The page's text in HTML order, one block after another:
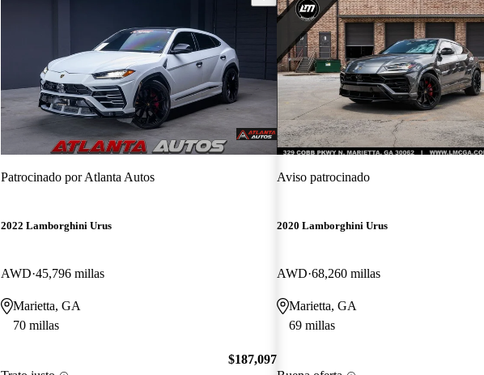
Patrocinado porAtlanta Autos
2022 Lamborghini Urus
AWD 45,796 millas
Marietta, GA
70 millas
$187,097
Aviso patrocinado
2020 Lamborghini Urus
AWD 68,260 millas
Marietta, GA
69 millas